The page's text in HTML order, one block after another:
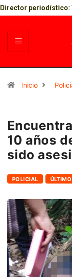
Director periodístico:
Inicio
10 años
sido
POLICIAL